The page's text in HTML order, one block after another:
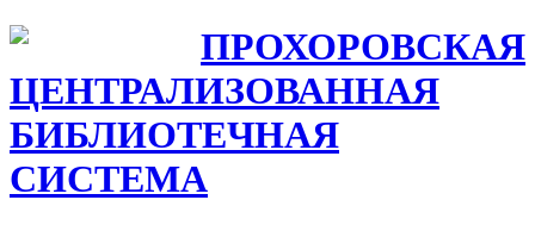
ПРОХОРОВСКАЯ
ЦЕНТРАЛИЗОВАННАЯ
БИБЛИОТЕЧНАЯ
СИСТЕМА